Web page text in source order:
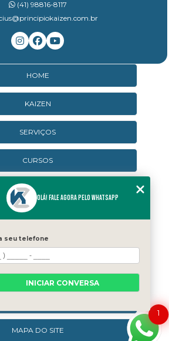
(41) 98816-8117
HOME
KAIZEN
SERVIÇOS
CURSOS
CURSOS ONLINE
CONTATO
CATEGORIAS
MAPA DO SITE
1
Olá! Fale agora pelo WhatsApp
seu telefone
INICIAR CONVERSA